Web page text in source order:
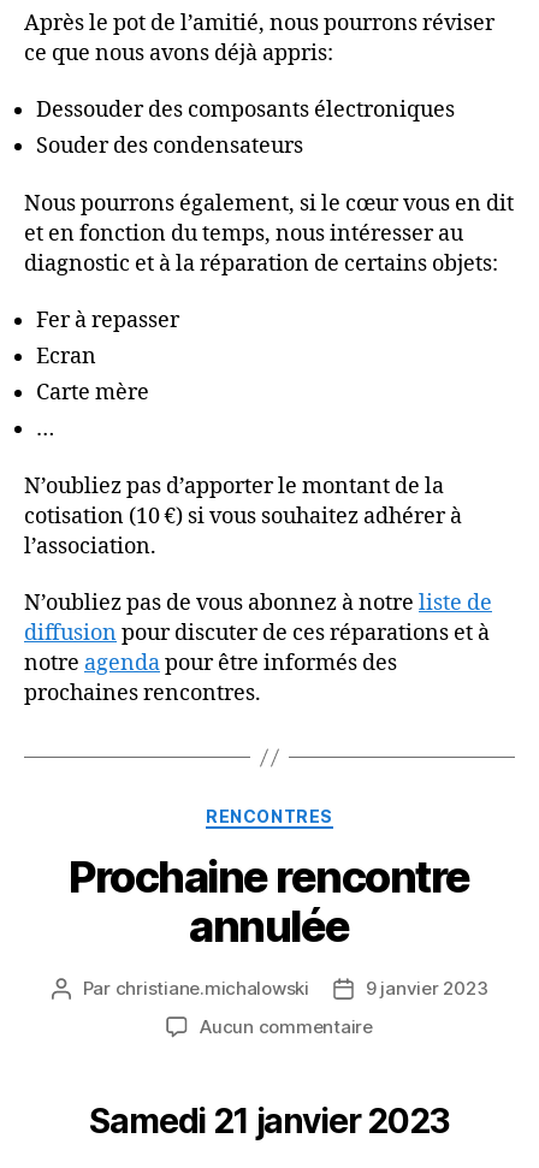
Après le pot de l’amitié, nous pourrons réviser
ce que nous avons déjà appris:
Dessouder des composants électroniques
Souder des condensateurs
Nous pourrons également, si le cœur vous en dit
et en fonction du temps, nous intéresser au
diagnostic et à la réparation de certains objets:
Fer à repasser
Ecran
Carte mère
…
N’oubliez pas d’apporter le montant de la
cotisation (10 €) si vous souhaitez adhérer à
l’association.
N’oubliez pas de vous abonnez à notre liste de
diffusionpour discuter de ces réparations et à
notre agendapour être informés des
prochaines rencontres.
Catégories
RENCONTRES
Prochaine rencontre
annulée
Auteur
Par christiane.michalowski
Date
de
9 janvier 2023
Aucun commentairesur
annulée
Samedi 21 janvier 2023